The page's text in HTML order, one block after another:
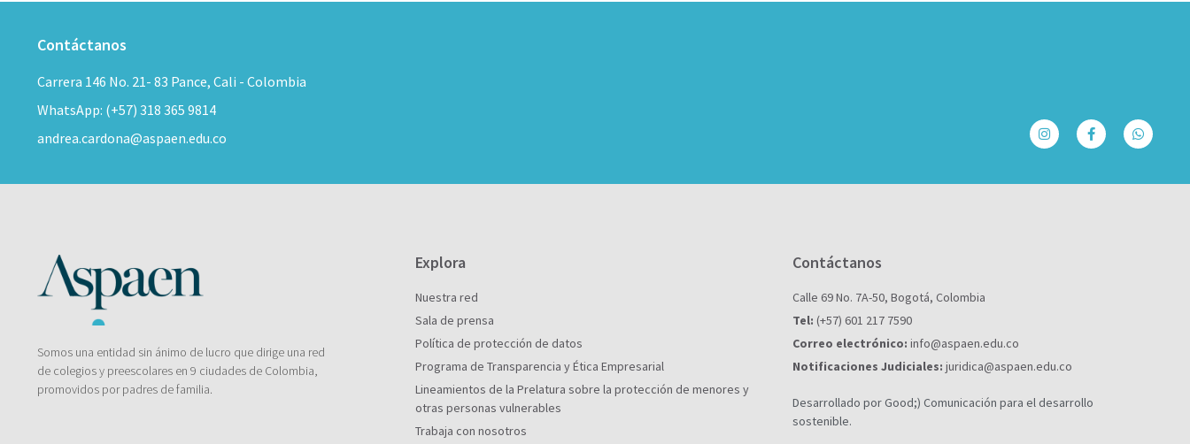
Contáctanos
Carrera 146 No. 21- 83 Pance, Cali - Colombia
WhatsApp: (+57) 318 365 9814
andrea.cardona@aspaen.edu.co
Somos una entidad sin ánimo de lucro que dirige una red
de colegios y preescolares en 9 ciudades de Colombia,
promovidos por padres de familia.
Explora
Nuestra red
Sala de prensa
Política de protección de datos
Programa de Transparencia y Ética Empresarial
Lineamientos de la Prelatura sobre la protección de menores y
otras personas vulnerables
Trabaja con nosotros
Contáctanos
Calle 69 No. 7A-50, Bogotá, Colombia
Tel: (+57) 601 217 7590
Correo electrónico: info@aspaen.edu.co
Notificaciones Judiciales: juridica@aspaen.edu.co
Desarrollado por Good;) Comunicación para el desarrollo
sostenible.